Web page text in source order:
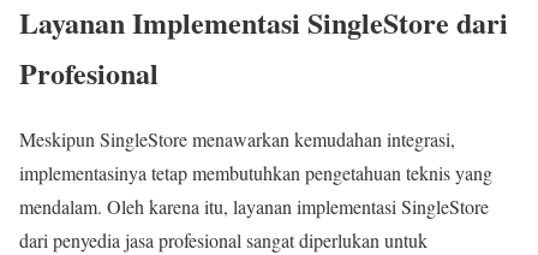
Layanan Implementasi SingleStore dari
Profesional
Meskipun SingleStore menawarkan kemudahan integrasi,
implementasinya tetap membutuhkan pengetahuan teknis yang
mendalam. Oleh karena itu, layanan implementasi SingleStore
dari penyedia jasa profesional sangat diperlukan untuk